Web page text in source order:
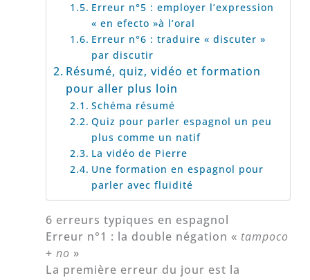
Erreur n°5 : employer l’expression
« en efecto »à l’oral
Erreur n°6 : traduire « discuter »
par discutir
Résumé, quiz, vidéo et formation
pour aller plus loin
Schéma résumé
Quiz pour parler espagnol un peu
plus comme un natif
La vidéo de Pierre
Une formation en espagnol pour
parler avec fluidité
6 erreurs typiques en espagnol
Erreur n°1 : la double négation « tampoco
+no »
La première erreur du jour est la